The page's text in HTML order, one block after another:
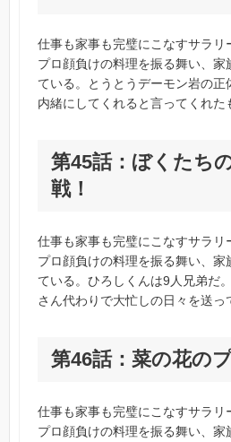
仕事も家事も完璧にこなすサラリ
プロ顔負けの料理を振る舞い、
ている。とうとうデーモン岩の正
内緒にしてくれると言ってくれた
第45話：ぼくたち
戦！
仕事も家事も完璧にこなすサラリ
プロ顔負けの料理を振る舞い、
ている。ひろしくんは9人兄弟だ
さん代わりで大忙しの日々を送っ
第46話：菜の花の
仕事も家事も完璧にこなすサラリ
プロ顔負けの料理を振る舞い、